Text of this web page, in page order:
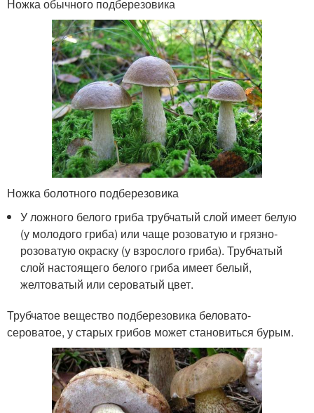
Ножка обычного подберезовика
Ножка болотного подберезовика
У ложного белого гриба трубчатый слой имеет белую
(у молодого гриба) или чаще розоватую и грязно-
розоватую окраску (у взрослого гриба). Трубчатый
слой настоящего белого гриба имеет белый,
желтоватый или сероватый цвет.
Трубчатое вещество подберезовика беловато-
сероватое, у старых грибов может становиться бурым.